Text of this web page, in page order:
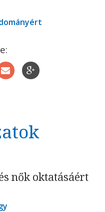
nők oktatásáért